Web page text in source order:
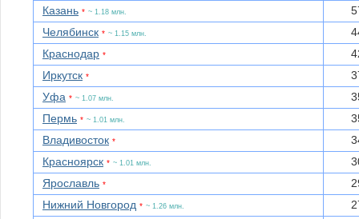
Казань * ~ 1.18 млн.
Челябинск * ~ 1.15 млн.
Краснодар *
Иркутск *
Уфа * ~ 1.07 млн.
Пермь * ~ 1.01 млн.
Владивосток *
Красноярск * ~ 1.01 млн.
Ярославль *
Нижний Новгород * ~ 1.26 млн.